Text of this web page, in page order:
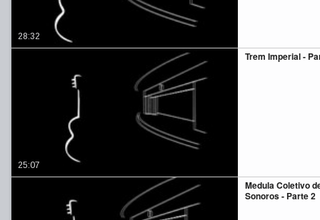
28:32
Trem Imperial -
25:07
Medula Coletivo
Sonoros - Parte 2